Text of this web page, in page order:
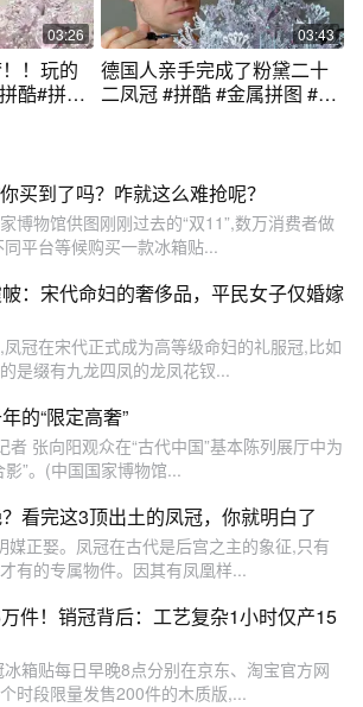
03:26
！玩的
酷#拼装
03:43
德国人亲手完成了粉黛二十
二凤冠 #拼酷 #金属拼图 #来
买到了吗？咋就这么难抢呢？
博物馆供图刚刚过去的“双11”,数万消费者做
平台等候购买一款冰箱贴...
帔：宋代命妇的奢侈品，平民女子仅婚嫁
冠在宋代正式成为高等级命妇的礼服冠,比如
是缀有九龙四凤的龙凤花钗...
的“限定高奢”
者 张向阳观众在“古代中国”基本陈列展厅中为
”。(中国国家博物馆...
看完这3顶出土的凤冠，你就明白了
媒正娶。凤冠在古代是后宫之主的象征,只有
有的专属物件。因其有凤凰样...
件！销冠背后：工艺复杂1小时仅产15
箱贴每日早晚8点分别在京东、淘宝官方网
时段限量发售200件的木质版,...